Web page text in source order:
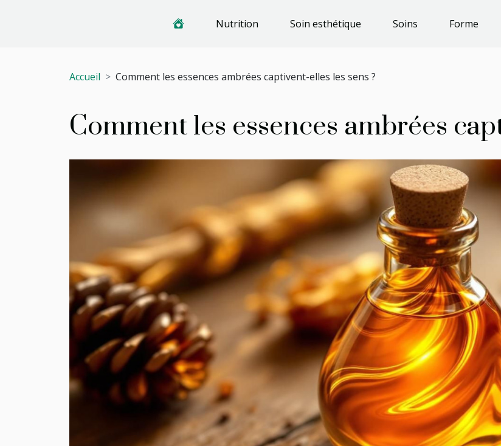
Nutrition Soin esthétique Soins Forme
Accueil Comment les essences ambrées captivent-elles les sens ?
Comment les essences ambrées